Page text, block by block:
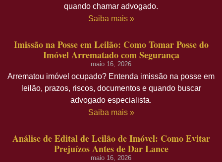
quando chamar advogado.
Saiba mais »
Imissão na Posse em Leilão: Como Tomar Posse do
Imóvel Arrematado com Segurança
maio 16, 2026
Arrematou imóvel ocupado? Entenda imissão na posse em
leilão, prazos, riscos, documentos e quando buscar
advogado especialista.
Saiba mais »
Análise de Edital de Leilão de Imóvel: Como Evitar
Prejuízos Antes de Dar Lance
maio 16, 2026